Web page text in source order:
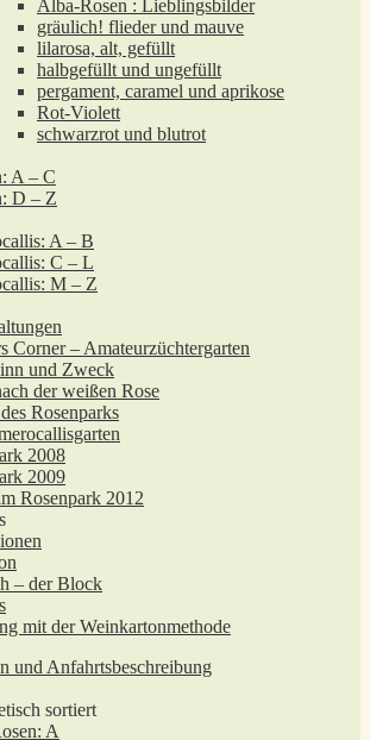
Alba-Rosen : Lieblingsbilder
gräulich! flieder und mauve
lilarosa, alt, gefüllt
halbgefüllt und ungefüllt
pergament, caramel und aprikose
Rot-Violett
schwarzrot und blutrot
A – C
D – Z
A – B
C – L
M – Z
Corner – Amateurzüchtergarten
und Zweck
der weißen Rose
Rosenparks
2008
2009
Rosenpark 2012
– der Block
mit der Weinkartonmethode
und Anfahrtsbeschreibung
sortiert
A